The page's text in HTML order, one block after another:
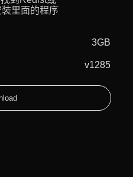
装里面的程序
3GB
v1285